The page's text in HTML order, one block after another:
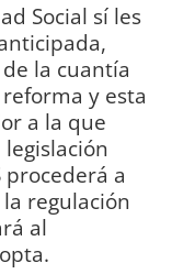
Social sí les
la cuantía
y esta
a la que
procederá a
regulación
al